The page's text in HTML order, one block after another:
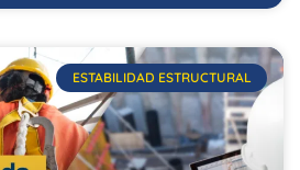
ESTABILIDAD ESTRUCTURAL